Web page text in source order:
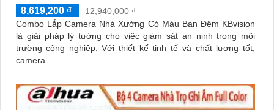
8,619,200 ₫
12,940,000 ₫
Combo Lắp Camera Nhà Xưởng Có Màu Ban Đêm KBvision
là giải pháp lý tưởng cho việc giám sát an ninh trong môi
trường công nghiệp. Với thiết kế tinh tế và chất lượng tốt,
camera...